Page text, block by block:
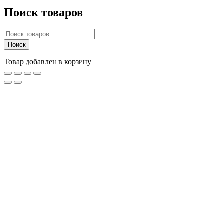
Поиск товаров
Поиск
товаров
Поиск
Товар добавлен в корзину